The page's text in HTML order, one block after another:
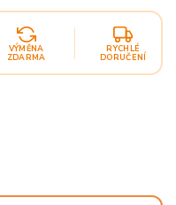
VÝMĚNA
ZDARMA
RYCHLÉ
DORUČENÍ